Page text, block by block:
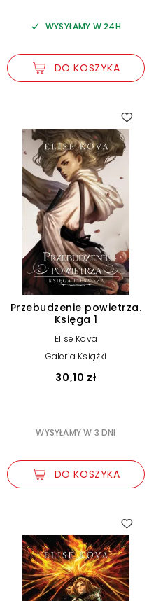
WYSYŁAMY W 24H
DO KOSZYKA
5.00
Przebudzenie powietrza.
Księga 1
Elise Kova
Galeria Książki
30,10 zł
WYSYŁAMY W 3 DNI
DO KOSZYKA